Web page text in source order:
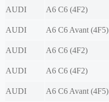
AUDI
A6 C6 (4F2)
AUDI
A6 C6 Avant (4F5)
AUDI
A6 C6 (4F2)
AUDI
A6 C6 (4F2)
AUDI
A6 C6 Avant (4F5)